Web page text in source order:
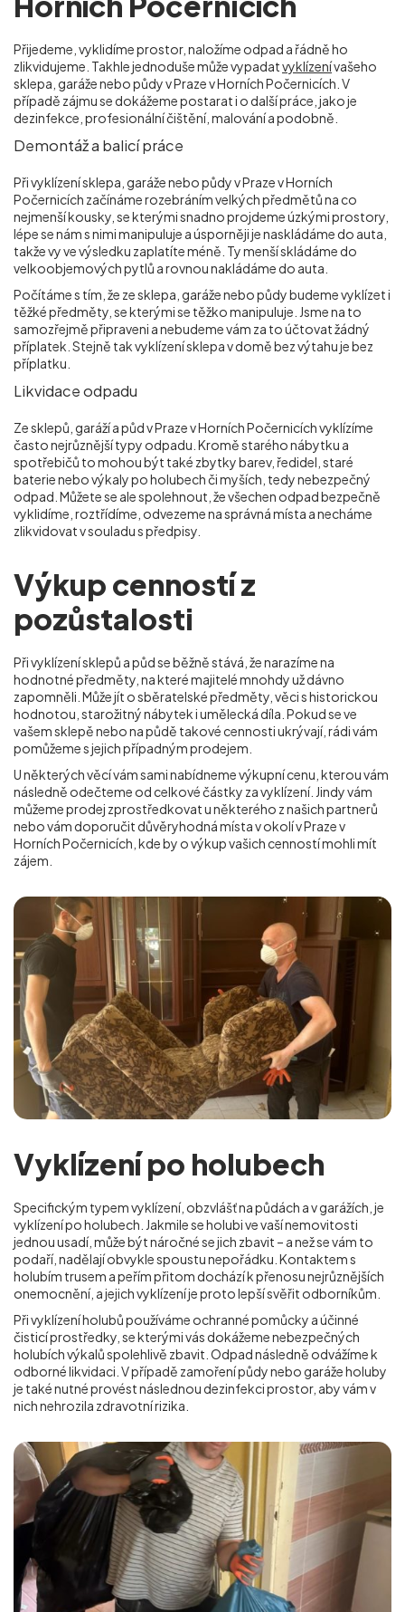
Přijedeme, vyklidíme prostor, naložíme odpad a řádně ho
zlikvidujeme. Takhle jednoduše může vypadatvyklízenívašeho
sklepa, garáže nebo půdy v Praze v Horních Počernicích . V
případě zájmu se dokážeme postarat i o další práce, jako je
dezinfekce, profesionální čištění, malování a podobně.
Demontáž a balicí práce
Při vyklízení sklepa, garáže nebo půdy v Praze v Horních
Počernicích začínáme rozebráním velkých předmětů na co
nejmenší kousky, se kterými snadno projdeme úzkými prostory,
lépe se nám s nimi manipuluje a úsporněji je naskládáme do auta,
takže vy ve výsledku zaplatíte méně. Ty menší skládáme do
velkoobjemových pytlů a rovnou nakládáme do auta.
Počítáme s tím, že ze sklepa, garáže nebo půdy budeme vyklízet i
těžké předměty, se kterými se těžko manipuluje. Jsme na to
samozřejmě připraveni a nebudeme vám za to účtovat žádný
příplatek. Stejně tak vyklízení sklepa v domě bez výtahu je bez
příplatku.
Likvidace odpadu
Ze sklepů, garáží a půd v Praze v Horních Počernicíchvyklízíme
často nejrůznější typy odpadu. Kromě starého nábytku a
spotřebičů to mohou být také zbytky barev, ředidel, staré
baterie nebo výkaly po holubech či myších, tedy nebezpečný
odpad. Můžete se ale spolehnout, že všechen odpad bezpečně
vyklidíme, roztřídíme, odvezeme na správná místa a necháme
zlikvidovat v souladu s předpisy.
Výkup cenností z
pozůstalosti
Při vyklízení sklepů a půd se běžně stává, že narazíme na
hodnotné předměty, na které majitelé mnohdy už dávno
zapomněli. Může jít o sběratelské předměty, věci s historickou
hodnotou, starožitný nábytek i umělecká díla. Pokud se ve
vašem sklepě nebo na půdě takové cennosti ukrývají, rádi vám
pomůžeme s jejich případným prodejem.
U některých věcí vám sami nabídneme výkupní cenu, kterou vám
následně odečteme od celkové částky za vyklízení. Jindy vám
můžeme prodej zprostředkovat u některého z našich partnerů
nebo vám doporučit důvěryhodná místa v okolí v Praze v
Horních Počernicích , kde by o výkup vašich cenností mohli mít
zájem.
Vyklízení po holubech
Specifickým typem vyklízení, obzvlášť na půdách a v garážích, je
vyklízení po holubech. Jakmile se holubi ve vaší nemovitosti
jednou usadí, může být náročné se jich zbavit – a než se vám to
podaří, nadělají obvykle spoustu nepořádku. Kontaktem s
holubím trusem a peřím přitom dochází k přenosu nejrůznějších
onemocnění, a jejich vyklízení je proto lepší svěřit odborníkům.
Při vyklízení holubů používáme ochranné pomůcky a účinné
čisticí prostředky, se kterými vás dokážeme nebezpečných
holubích výkalů spolehlivě zbavit. Odpad následně odvážíme k
odborné likvidaci. V případě zamoření půdy nebo garáže holuby
je také nutné provést následnou dezinfekci prostor, aby vám v
nich nehrozila zdravotní rizika.